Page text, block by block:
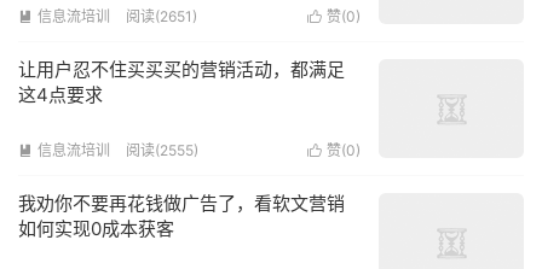
 赞(0)
 信息流培训 阅读(2651)
让用户忍不住买买买的营销活动，都满足
这4点要求
 赞(0)
 信息流培训 阅读(2555)
我劝你不要再花钱做广告了，看软文营销
如何实现0成本获客